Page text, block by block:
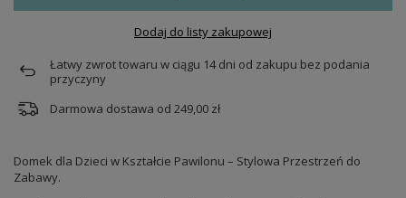
Dodaj do listy zakupowej
Łatwy zwrot towaru w ciągu 14dni od zakupu bez podania
przyczyny
Darmowa dostawa od 249,00 zł
Domek dla Dzieci w Kształcie Pawilonu – Stylowa Przestrzeń do
Zabawy.